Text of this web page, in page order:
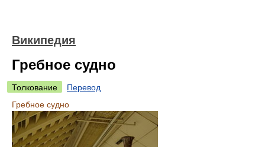
Википедия
Гребное судно
Толкование
Перевод
Гребное судно